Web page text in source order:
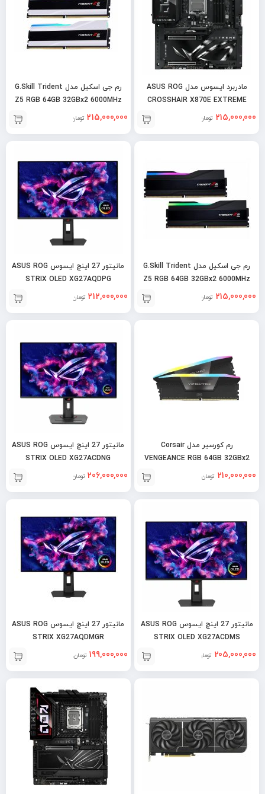
مادربرد ایسوس مدل ASUS ROG
CROSSHAIR X870E EXTREME
215,000,000 تومان
رم جی اسکیل مدل G.Skill Trident
Z5 RGB 64GB 32GBx2 6000MHz
DDR5 CL30 – White215,000,000 تومان
رم جی اسکیل مدل G.Skill Trident
Z5 RGB 64GB 32GBx2 6000MHz
DDR5 CL30 – Black215,000,000 تومان
مانیتور 27 اینچ ایسوس ASUS ROG
STRIX OLED XG27AQDPG
212,000,000 تومان
رم کورسیر مدل Corsair
VENGEANCE RGB 64GB 32GBx2
5600MHz DDR5210,000,000 تومان
مانیتور 27 اینچ ایسوس ASUS ROG
STRIX OLED XG27ACDNG
206,000,000 تومان
مانیتور 27 اینچ ایسوس ASUS ROG
STRIX OLED XG27ACDMS
205,000,000 تومان
مانیتور 27 اینچ ایسوس ASUS ROG
STRIX XG27AQDMGR
199,000,000 تومان